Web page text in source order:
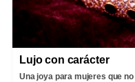
Lujo con carácter
Una joya para mujeres que